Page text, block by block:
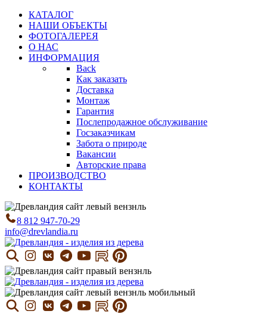
КАТАЛОГ
НАШИ ОБЪЕКТЫ
ФОТОГАЛЕРЕЯ
О НАС
ИНФОРМАЦИЯ
Back
Как заказать
Доставка
Монтаж
Гарантия
Послепродажное обслуживание
Госзаказчикам
Забота о природе
Вакансии
Авторские права
ПРОИЗВОДСТВО
КОНТАКТЫ
8 812 947-70-29
info@drevlandia.ru